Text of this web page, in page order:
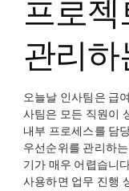
프로
관리하
오늘날 인사팀은 급
사팀은 모든 직원이
내부 프로세스를 담
우선순위를 관리하
기가 매우 어렵습니
사용하면 업무 진행